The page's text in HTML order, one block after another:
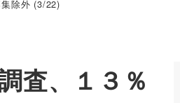
除外 (3/22)
査、１３％